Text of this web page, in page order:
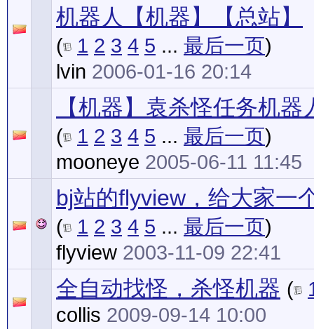
机器人【机器】【总站】
( 1 2 3 4 5 ... 最后一页)
lvin 2006-01-16 20:14
【机器】袁杀怪任务机器
( 1 2 3 4 5 ... 最后一页)
mooneye 2005-06-11 11:45
bj站的flyview，给大家一
( 1 2 3 4 5 ... 最后一页)
flyview 2003-11-09 22:41
全自动找怪，杀怪机器 (
collis 2009-09-14 10:00